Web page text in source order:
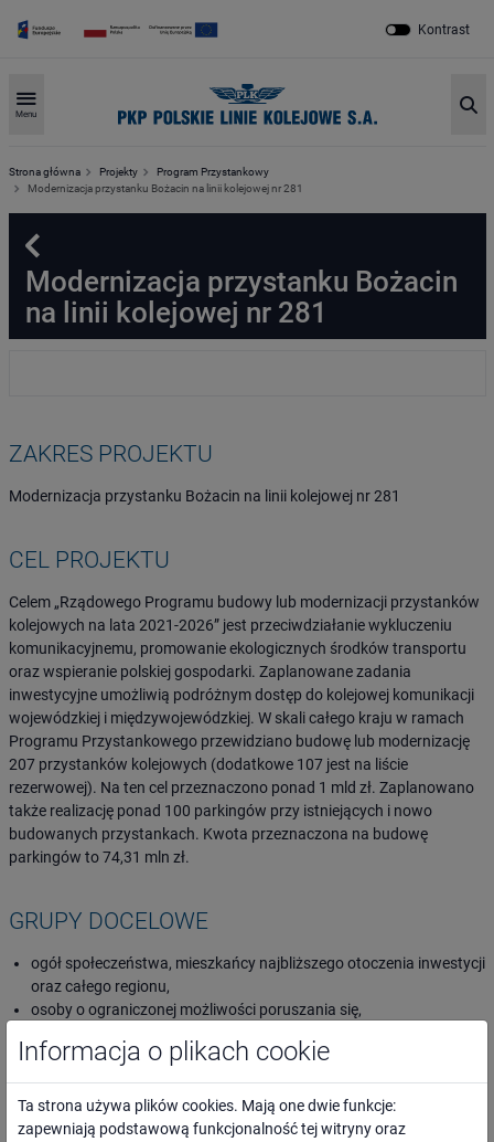
Kontrast
Menu
Strona główna Projekty
Program Przystankowy
Modernizacja przystanku Bożacin na linii kolejowej nr 281
Powrót
Modernizacja przystanku Bożacin
na linii kolejowej nr 281
ZAKRES PROJEKTU
Modernizacja przystanku Bożacin na linii kolejowej nr 281
CEL PROJEKTU
Celem „Rządowego Programu budowy lub modernizacji przystanków
kolejowych na lata 2021-2026” jest przeciwdziałanie wykluczeniu
komunikacyjnemu, promowanie ekologicznych środków transportu
oraz wspieranie polskiej gospodarki. Zaplanowane zadania
inwestycyjne umożliwią podróżnym dostęp do kolejowej komunikacji
wojewódzkiej i międzywojewódzkiej. W skali całego kraju w ramach
Programu Przystankowego przewidziano budowę lub modernizację
207 przystanków kolejowych (dodatkowe 107 jest na liście
rezerwowej). Na ten cel przeznaczono ponad 1 mld zł. Zaplanowano
także realizację ponad 100 parkingów przy istniejących i nowo
budowanych przystankach. Kwota przeznaczona na budowę
parkingów to 74,31 mln zł.
GRUPY DOCELOWE
ogół społeczeństwa, mieszkańcy najbliższego otoczenia inwestycji
oraz całego regionu,
osoby o ograniczonej możliwości poruszania się,
media lokalne, regionalne, branżowe i ogólnopolskie,
administracja rządowa i samorządowa,
organizacje pozarządowe.
Informacja o plikach cookie
Ta strona używa plików cookies. Mają one dwie funkcje:
zapewniają podstawową funkcjonalność tej witryny oraz